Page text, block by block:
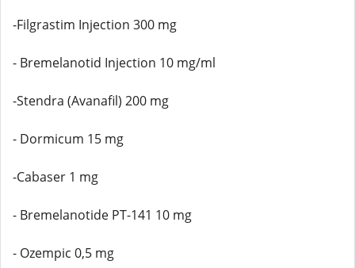
-Filgrastim Injection 300 mg
- Bremelanotid Injection 10 mg/ml
-Stendra (Avanafil) 200 mg
- Dormicum 15 mg
-Cabaser 1 mg
- Bremelanotide PT-141 10 mg
- Ozempic 0,5 mg